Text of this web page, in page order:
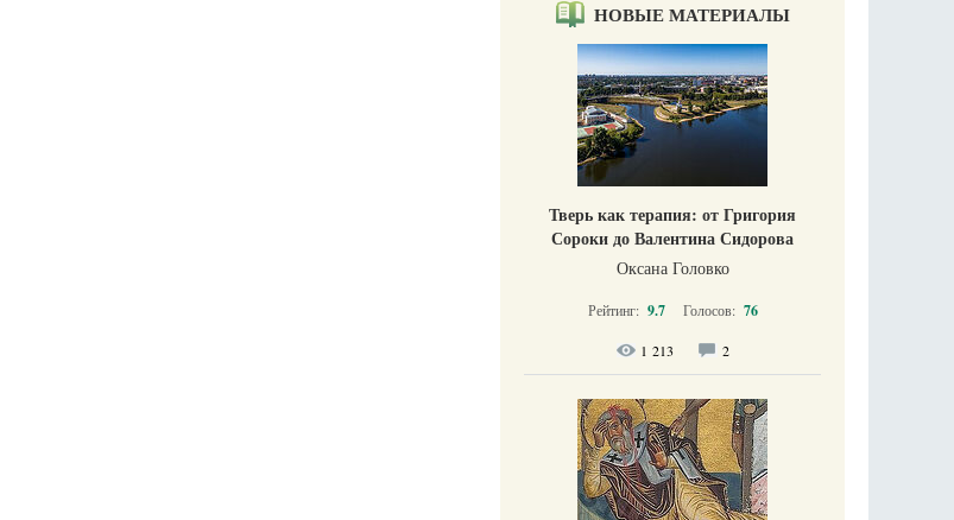
НОВЫЕ МАТЕРИАЛЫ
Тверь как терапия: от Григория
Сороки до Валентина Сидорова
Оксана Головко
Рейтинг: 9.7 Голосов: 76
1 213 2